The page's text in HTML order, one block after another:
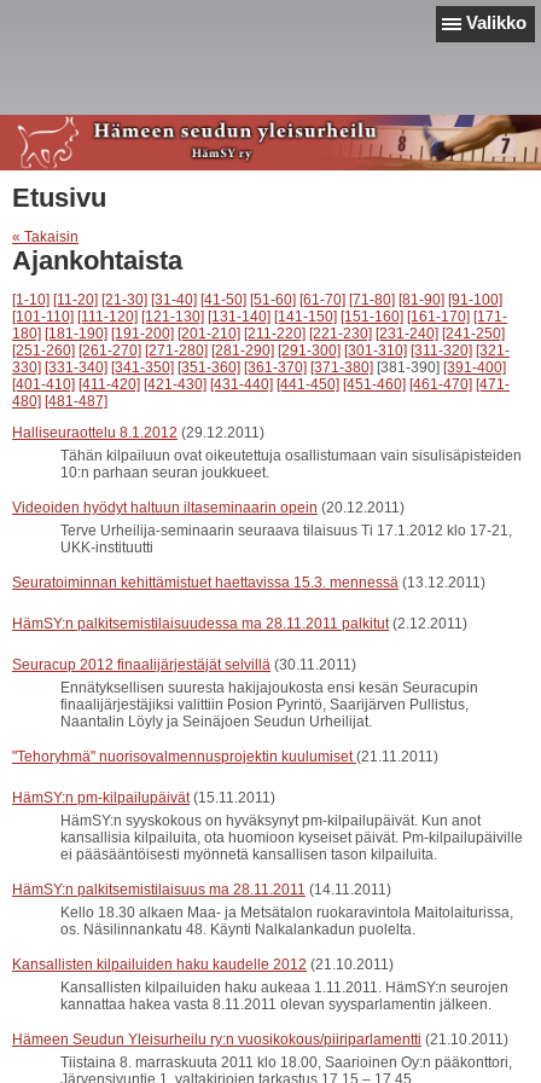
Valikko
Etusivu
« Takaisin
Ajankohtaista
[1-10] [11-20] [21-30] [31-40] [41-50] [51-60] [61-70] [71-80] [81-90] [91-100]
[101-110] [111-120] [121-130] [131-140] [141-150] [151-160] [161-170] [171-
180] [181-190] [191-200] [201-210] [211-220] [221-230] [231-240] [241-250]
[251-260] [261-270] [271-280] [281-290] [291-300] [301-310] [311-320] [321-
330] [331-340] [341-350] [351-360] [361-370] [371-380] [381-390] [391-400]
[401-410] [411-420] [421-430] [431-440] [441-450] [451-460] [461-470] [471-
480] [481-487]
Halliseuraottelu 8.1.2012 (29.12.2011)
Tähän kilpailuun ovat oikeutettuja osallistumaan vain sisulisäpisteiden
10:n parhaan seuran joukkueet.
Videoiden hyödyt haltuun iltaseminaarin opein (20.12.2011)
Terve Urheilija-seminaarin seuraava tilaisuus Ti 17.1.2012 klo 17-21,
UKK-instituutti
Seuratoiminnan kehittämistuet haettavissa 15.3. mennessä (13.12.2011)
HämSY:n palkitsemistilaisuudessa ma 28.11.2011 palkitut (2.12.2011)
Seuracup 2012 finaalijärjestäjät selvillä (30.11.2011)
Ennätyksellisen suuresta hakijajoukosta ensi kesän Seuracupin
finaalijärjestäjiksi valittiin Posion Pyrintö, Saarijärven Pullistus,
Naantalin Löyly ja Seinäjoen Seudun Urheilijat.
"Tehoryhmä" nuorisovalmennusprojektin kuulumiset(21.11.2011)
HämSY:n pm-kilpailupäivät (15.11.2011)
HämSY:n syyskokous on hyväksynyt pm-kilpailupäivät. Kun anot
kansallisia kilpailuita, ota huomioon kyseiset päivät. Pm-kilpailupäiville
ei pääsääntöisesti myönnetä kansallisen tason kilpailuita.
HämSY:n palkitsemistilaisuus ma 28.11.2011 (14.11.2011)
Kello 18.30 alkaen Maa- ja Metsätalon ruokaravintola Maitolaiturissa,
os. Näsilinnankatu 48. Käynti Nalkalankadun puolelta.
Kansallisten kilpailuiden haku kaudelle 2012 (21.10.2011)
Kansallisten kilpailuiden haku aukeaa 1.11.2011. HämSY:n seurojen
kannattaa hakea vasta 8.11.2011 olevan syysparlamentin jälkeen.
Hämeen Seudun Yleisurheilu ry:n vuosikokous/piiriparlamentti (21.10.2011)
Tiistaina 8. marraskuuta 2011 klo 18.00, Saarioinen Oy:n pääkonttori,
Järvensivuntie 1. valtakirjojen tarkastus 17.15 – 17.45